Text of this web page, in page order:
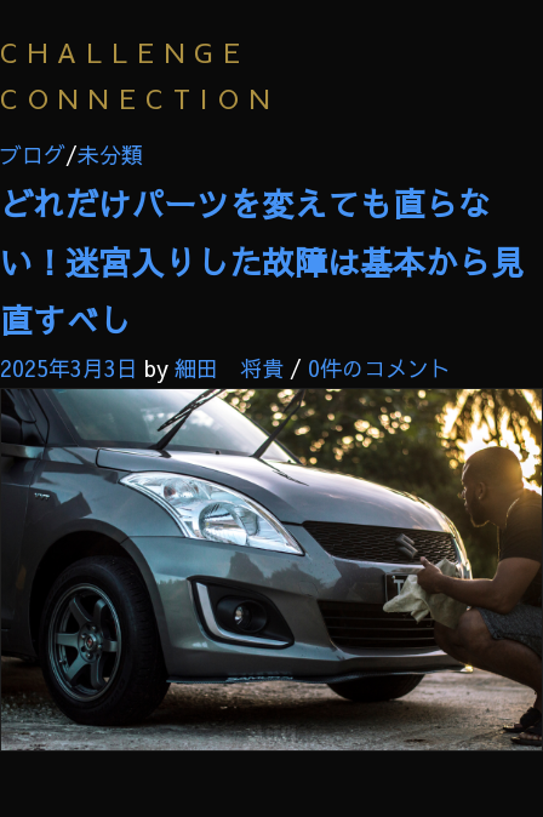
CHALLENGE
CONNECTION
CHALLENGE CONNECTION
タグ: スイフト
ブログ/未分類
どれだけパーツを変えても直らな
い！迷宮入りした故障は基本から見
直すべし
2025年3月3日 by 細田 将貴 / 0件のコメント